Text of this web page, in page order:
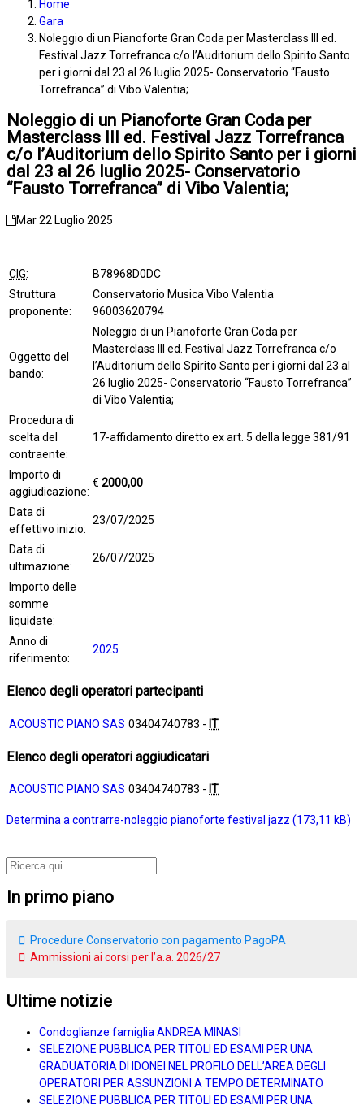
Home
Gara
Noleggio di un Pianoforte Gran Coda per Masterclass III ed.
Festival Jazz Torrefranca c/o l’Auditorium dello Spirito Santo
per i giorni dal 23 al 26 luglio 2025- Conservatorio “Fausto
Torrefranca” di Vibo Valentia;
Noleggio di un Pianoforte Gran Coda per
Masterclass III ed. Festival Jazz Torrefranca
c/o l’Auditorium dello Spirito Santo per i giorni
dal 23 al 26 luglio 2025- Conservatorio
“Fausto Torrefranca” di Vibo Valentia;
Mar 22 Luglio 2025
CIG:
B78968D0DC
Struttura
proponente:
Conservatorio Musica Vibo Valentia
96003620794
Oggetto del
bando:
Noleggio di un Pianoforte Gran Coda per
Masterclass III ed. Festival Jazz Torrefranca c/o
l’Auditorium dello Spirito Santo per i giorni dal 23 al
26 luglio 2025- Conservatorio “Fausto Torrefranca”
di Vibo Valentia;
Procedura di
scelta del
contraente:
17-affidamento diretto ex art. 5 della legge 381/91
Importo di
aggiudicazione:
€ 2000,00
Data di
effettivo inizio:
23/07/2025
Data di
ultimazione:
26/07/2025
Importo delle
somme
liquidate:
Anno di
riferimento:
2025
Elenco degli operatori partecipanti
ACOUSTIC PIANO SAS 03404740783 - IT
Elenco degli operatori aggiudicatari
ACOUSTIC PIANO SAS 03404740783 - IT
Determina a contrarre-noleggio pianoforte festival jazz
In primo piano
Procedure Conservatorio con pagamento PagoPA
Ammissioni ai corsi per l’a.a. 2026/27
Ultime notizie
Condoglianze famiglia ANDREA MINASI
SELEZIONE PUBBLICA PER TITOLI ED ESAMI PER UNA
GRADUATORIA DI IDONEI NEL PROFILO DELL’AREA DEGLI
OPERATORI PER ASSUNZIONI A TEMPO DETERMINATO
SELEZIONE PUBBLICA PER TITOLI ED ESAMI PER UNA